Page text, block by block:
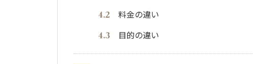
料金の違い
目的の違い